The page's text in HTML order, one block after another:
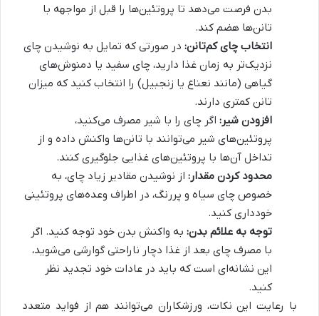
بدن فرصت می‌دهد تا پروتئین‌ها را قبل از مواجهه با
تانن‌ها هضم کند.
انتخاب چای کم‌تانن: در صورتی که تمایل به نوشیدن چای
نزدیک‌تر به زمان غذا دارید، چای سفید یا دمنوش‌های
گیاهی (مانند نعناع یا زنجبیل) را انتخاب کنید که میزان
تانن کمتری دارند.
افزودن شیر: اگر چای را با شیر مصرف می‌کنید،
پروتئین‌های شیر می‌توانند با تانن‌ها واکنش داده و از
تداخل آن‌ها با پروتئین‌های غذایی جلوگیری کنند.
محدود کردن مقدار: از نوشیدن مقادیر زیاد چای، به
خصوص چای سیاه و پررنگ، در اطراف وعده‌های پروتئینی
خودداری کنید.
توجه به علائم بدن: به واکنش بدن خود توجه کنید. اگر
با مصرف چای بعد از غذا دچار ناراحتی گوارشی می‌شوید،
این نشانه‌ای است که باید در عادات خود تجدید نظر
کنید.
با رعایت این نکات، ورزشکاران می‌توانند هم از فواید متعدد